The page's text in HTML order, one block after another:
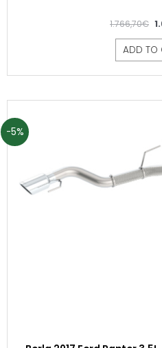
1.766,70€
ADD TO
-5%